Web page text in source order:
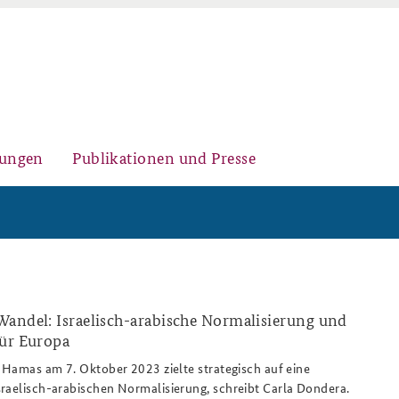
Sicherheitspolitische
Nachwuchsarbeit
Fachseminar Desinformation und
Sicherheitspolitik
Publikationen und Presse
Newsletter-Archiv
Israelisch-arabische Normalisierung und
Europa
am 7. Oktober 2023 zielte strategisch auf eine
arabischen Normalisierung, schreibt Carla Dondera.